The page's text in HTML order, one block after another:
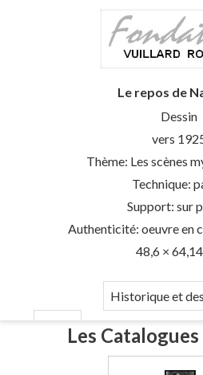
Le repos de
Dessin
vers
Thème: Les scènes
Technique:
Support: sur
Authenticité: oeuvre en
48,6 ×
Historique et
Les